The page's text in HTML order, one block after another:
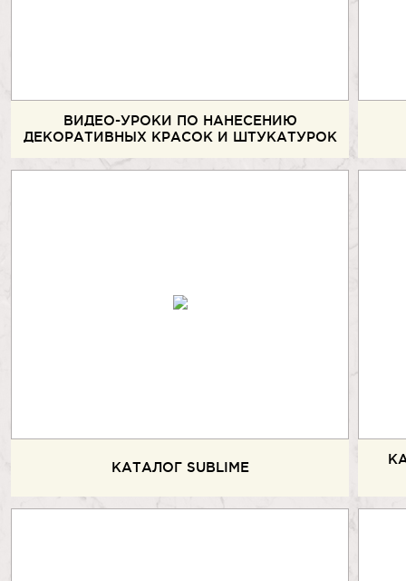
ВИДЕО-УРОКИ ПО НАНЕСЕНИЮ
ДЕКОРАТИВНЫХ КРАСОК И ШТУКАТУРОК
КАТАЛОГ SUBLIME